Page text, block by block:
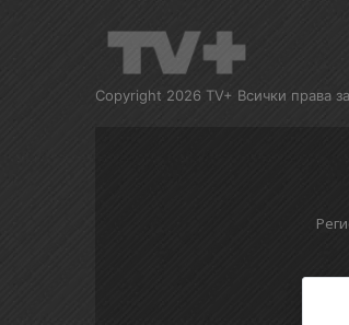
Copyright 2026 TV+ Всички права